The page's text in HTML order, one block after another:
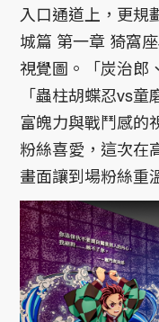
入口通道上，更規
城篇 第一章 猗窩
視覺圖。「炭治郎
「蟲柱胡蝶忍vs
富魄力與戰鬥感的
粉絲喜愛，這次在
畫面讓到場粉絲重